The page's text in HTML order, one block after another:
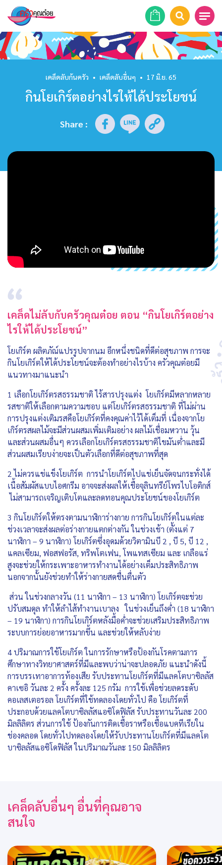
หน้าแรก
สูตรอาหาร
ร้านอาหาร
รายการย้อนหลัง
เคล็ดลับก้นครัว • เคล็ดลับอื่นๆ • 17 มิ.ย. 65
กินโยเกิร์ตอย่างไรให้ได้ประโยชน์
Share :
เคล็ดไม่ลับกับครัวคุณต๋อย ตอน “กินโยเกิร์ตอย่าง
ไรให้ได้ประโยชน์”
โยเกิร์ต ผลิตภัณ์แปรรูปจากนม อีกหนึ่งชนิดที่ดีต่อสุขภาพ การจะ
กินโยเกิร์ตให้ได้ประโยชน์จะต้องทำอย่างไรบ้าง ครัวคุณต๋อยมี
แนวทางมาแนะนำ
1 เลือกโยเกิร์ตรสธรรมชาติ ไร้สารปรุงแต่ง โยเกิร์ตมีหลากหลาย
รสชาติให้เลือกตามความชอบ แต่โยเกิร์ตรสธรรมชาติ ที่ไม่ผ่าน
การปรุงแต่งเติมรสคือโยเกิร์ตที่คงคุณค่าไว้ได้เต็มที่ เนื่องจากโย
เกิร์ตรสผลไม้จะมีส่วนผสมเพิ่มเติมอย่าง ผลไม้เชื่อมหวาน วุ้น
และส่วนผสมอื่นๆ ควรเลือกโยเกิร์ตรสธรรมชาติไขมันต่ำและมี
ส่วนผสมเรียบง่ายจะเป็นตัวเลือกที่ดีต่อสุขภาพที่สุด
2 ไม่ควรแช่แข็งโยเกิร์ต การนำโยเกิร์ตไปแช่เย็นจัดจนกระทั่งได้
เนื้อสัมผัสแบบไอศกรีม อาจจะส่งผลให้เชื้อจุลินทรีย์โพรไบโอติกส์
ไม่สามารถเจริญเติบโตและลดทอนคุณประโยชน์ของโยเกิร์ต
3 กินโยเกิร์ตให้ตรงตามนาฬิการ่างกาย การกินโยเกิร์ตในแต่ละ
ช่วงเวลาจะส่งผลต่อร่างกายแตกต่างกัน ในช่วงเช้า (ตั้งแต่ 7
นาฬิกา – 9 นาฬิกา) โยเกิร์ตซึ่งอุดมด้วยวิตามินบี 2 , บี 5, บี 12 ,
แคลเซียม, ฟอสฟอรัส, ทริพโตเฟน, โพแทสเซียม และ เกลือแร่
สูงจะช่วยให้กระเพาะอาหารทำงานได้อย่างเต็มประสิทธิภาพ
นอกจากนั้นยังช่วยทำให้ร่างกายสดชื่นตื่นตัว
ส่วน ในช่วงกลางวัน (11 นาฬิกา – 13 นาฬิกา) โยเกิร์ตจะช่วย
ปรับสมดุล ทำให้ลำไส้ทำงานเบาลง ในช่วงเย็นถึงค่ำ (18 นาฬิกา
– 19 นาฬิกา) การกินโยเกิร์ตหลังมื้อค่ำจะช่วยเสริมประสิทธิภาพ
ระบบการย่อยอาหารมากขึ้น และช่วยให้หลับง่าย
4 ปริมาณการใช้โยเกิร์ต ในการรักษาหรือป้องกันโรคตามการ
ศึกษาทางวิทยาศาสตร์ที่มีและพบว่าน่าจะปลอดภัย แนะนำดังนี้
การบรรเทาอาการท้องเสีย รับประทานโยเกิร์ตที่มีแลคโตบาซิลลัส
คาเซอิ วันละ 2 ครั้ง ครั้งละ 125 กรัม การใช้เพื่อช่วยลดระดับ
คอเลสเตอรอล โยเกิร์ตที่ใช้ทดลองโดยทั่วไป คือ โยเกิร์ตที่
ประกอบด้วยแลคโตบาซิลลัสแอซิโดฟิลัส รับประทานวันละ 200
มิลลิลิตร ส่วนการใช้ ป้องกันการติดเชื้อราหรือเชื้อแบคทีเรียใน
ช่องคลอด โดยทั่วไปทดลองโดยให้รับประทานโยเกิร์ตที่มีแลคโต
บาซิลลัสแอซิโดฟิลัส ในปริมาณวันละ 150 มิลลิลิตร
เคล็ดลับอื่นๆ อื่นที่คุณอาจ
สนใจ